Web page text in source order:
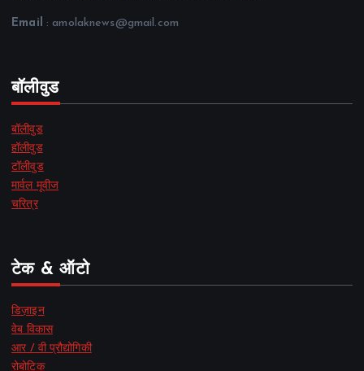
Email : amolaknews@gmail.com
बॉलीवुड
बॉलीवुड
हॉलीवुड
टॉलीवुड
मार्वल मूवीज
चरित्र
टेक & ऑटो
डिज़ाइन
वेब विकास
आर / वी प्रौद्योगिकी
रोबोटिक